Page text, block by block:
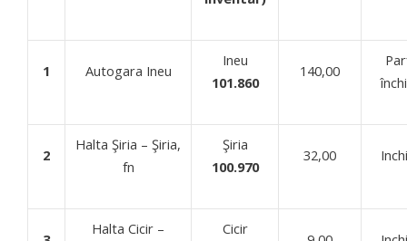
1 Autogara Ineu
Ineu
101.860
140,00
2
Halta Şiria – Şiria,
fn
Şiria
100.970
32,00
Halta Cicir –
Cicir